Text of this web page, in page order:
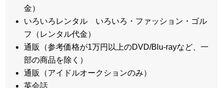
金）
いろいろレンタル いろいろ・ファッション・ゴル
フ（レンタル代金）
通販（参考価格が1万円以上のDVD/Blu-rayなど、一
部の商品を除く）
通販（アイドルオークションのみ）
英会話